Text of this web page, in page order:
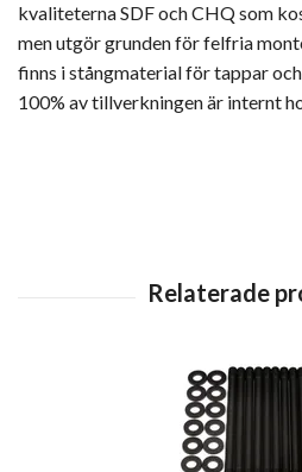
kvaliteterna SDF och CHQ som
men utgör grunden för felfria
finns i stångmaterial för tappar
100% av tillverkningen är internt